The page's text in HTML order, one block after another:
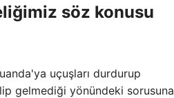
söz konusu
uçuşları durdurup
gelmediği yönündeki sorusuna